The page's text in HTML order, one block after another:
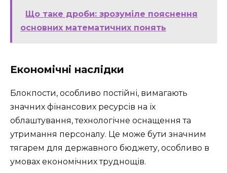
Що таке дроби: зрозуміле пояснення
основних математичних понять
Економічні наслідки
Блокпости, особливо постійні, вимагають
значних фінансових ресурсів на їх
облаштування, технологічне оснащення та
утримання персоналу. Це може бути значним
тягарем для державного бюджету, особливо в
умовах економічних труднощів.